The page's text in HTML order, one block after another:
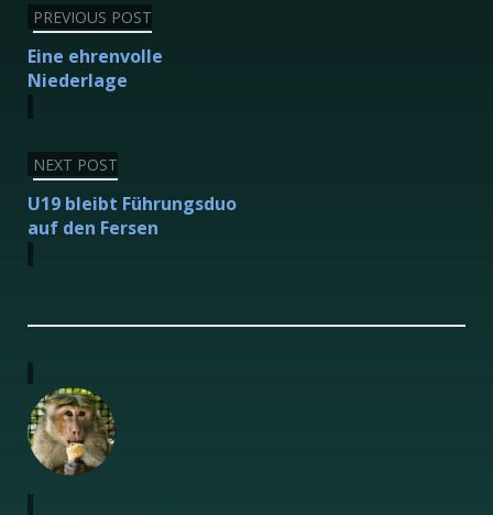
Beitragsnavigation
PREVIOUS POST
Eine ehrenvolle
Niederlage
NEXT POST
U19 bleibt Führungsduo
auf den Fersen